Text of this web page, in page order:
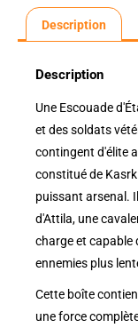
Description
Description
Une Escouade
et des soldats
contingent d'élite
constitué de
puissant arsenal.
d'Attila, une
charge et capable
ennemies plus
Cette boîte
une force